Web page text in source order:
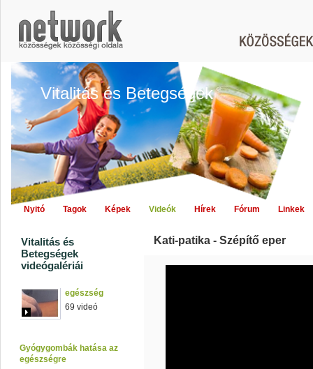
Vitalitás és Betegségek
Nyitó Tagok Képek Videók Hírek Fórum Linkek
Vitalitás és
Betegségek
videógalériái
egészség
69 videó
Gyógygombák hatása az
egészségre
Kati-patika - Szépítő eper